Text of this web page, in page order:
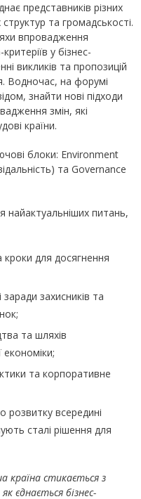
представників різних
та громадськості.
впровадження
у бізнес-
викликів та пропозицій
Водночас, на форумі
знайти нові підходи
змін, які
країни.
блоки: Environment
та Governance
найактуальніших питань,
кроки для досягнення
заради захисників та
та шляхів
та корпоративне
розвитку всередині
сталі рішення для
країна стикається з
єднається бізнес-